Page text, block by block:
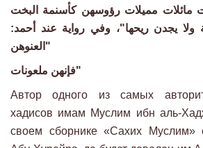
مائلات مميلات رؤوسهن كأسنمة البخت
ولا يجدن ريحها"، وفي رواية عند أحمد:
"العنوهن
فإنهن ملعونات"
Автор одного из самых
хадисов имам Муслим ибн аль-
своем сборнике «Сахих Муслим»